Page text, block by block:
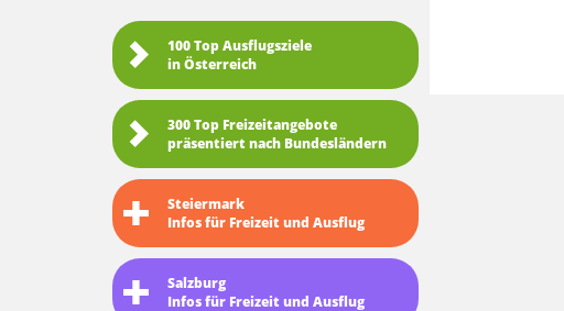
100 Top Ausflugsziele
in Österreich
300 Top Freizeitangebote
präsentiert nach Bundesländern
Steiermark
Infos für Freizeit und Ausflug
Salzburg
Infos für Freizeit und Ausflug